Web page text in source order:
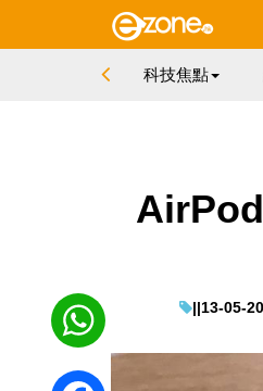
科技焦點
||13-05-
WhatsApp